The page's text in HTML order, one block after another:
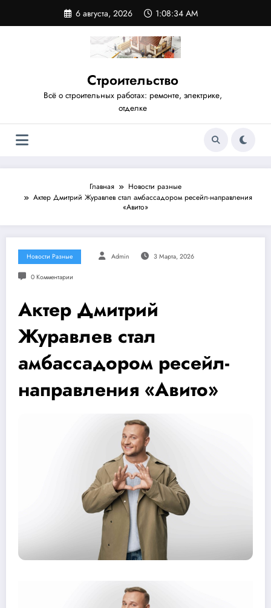
содержимому
6 августа, 2026 1:08:34 AM
Строительство
Всё о строительных работах: ремонте, электрике,
отделке
Главная
Новости разные
Актер Дмитрий Журавлев стал амбассадором ресейл-направления
«Авито»
Новости Разные Admin 3 Марта, 2026
0 Комментарии
Актер Дмитрий
Журавлев стал
амбассадором ресейл-
направления «Авито»